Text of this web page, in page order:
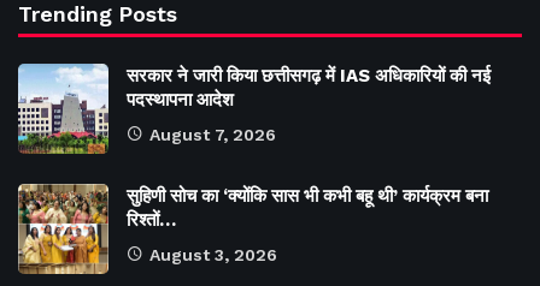
Trending Posts
सरकार ने जारी किया छत्तीसगढ़ में IAS अधिकारियों की नई
पदस्थापना आदेश
August 7, 2026
सुहिणी सोच का ‘क्योंकि सास भी कभी बहू थी’ कार्यक्रम बना
रिश्तों…
August 3, 2026